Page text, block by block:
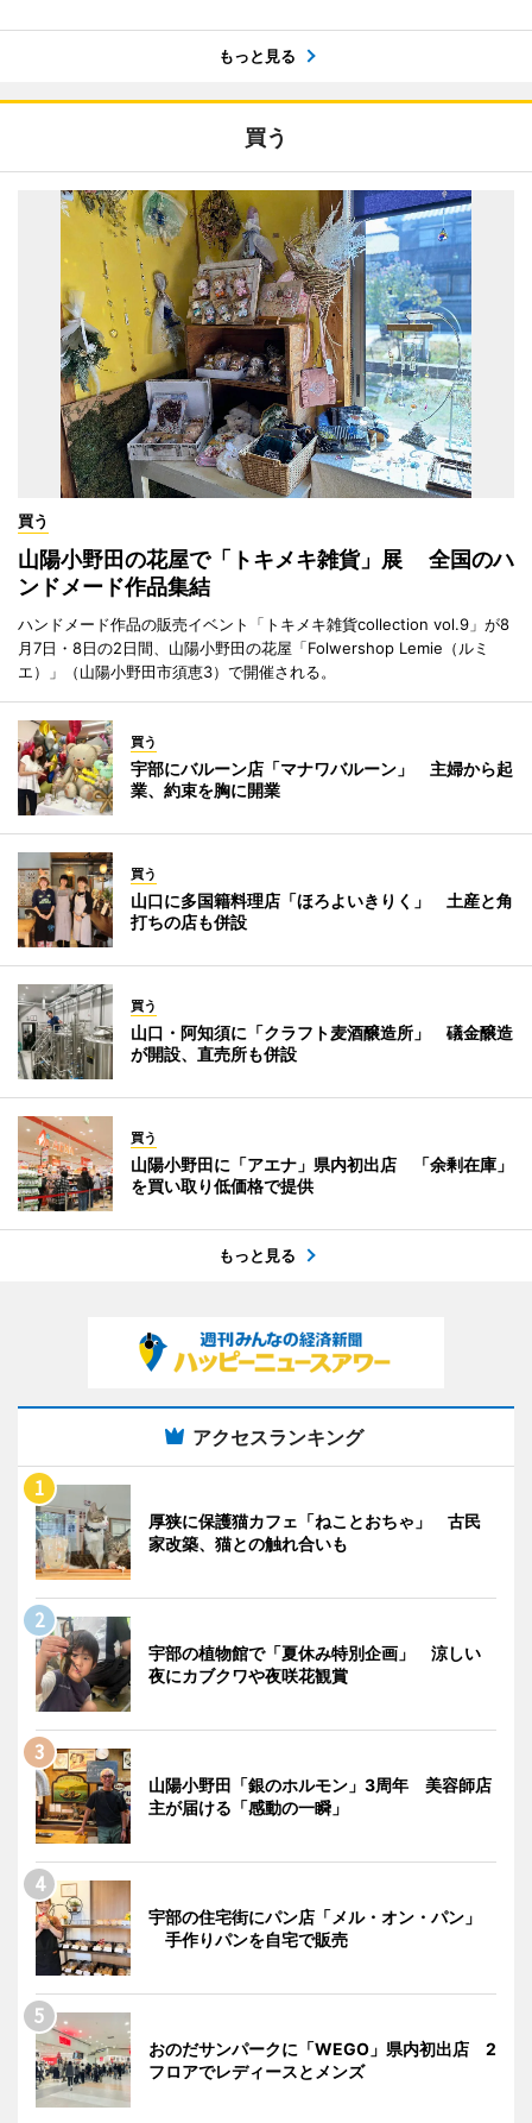
もっと見る
買う
買う
山陽小野田の花屋で「トキメキ雑貨」展 全国のハ
ンドメード作品集結
ハンドメード作品の販売イベント「トキメキ雑貨collection vol.9」が8
月7日・8日の2日間、山陽小野田の花屋「Folwershop Lemie（ルミ
エ）」（山陽小野田市須恵3）で開催される。
買う
宇部にバルーン店「マナワバルーン」 主婦から起
業、約束を胸に開業
買う
山口に多国籍料理店「ほろよいきりく」 土産と角
打ちの店も併設
買う
山口・阿知須に「クラフト麦酒醸造所」 礒金醸造
が開設、直売所も併設
買う
山陽小野田に「アエナ」県内初出店 「余剰在庫」
を買い取り低価格で提供
もっと見る
アクセスランキング
厚狭に保護猫カフェ「ねことおちゃ」 古民
家改築、猫との触れ合いも
宇部の植物館で「夏休み特別企画」 涼しい
夜にカブクワや夜咲花観賞
山陽小野田「銀のホルモン」3周年 美容師店
主が届ける「感動の一瞬」
宇部の住宅街にパン店「メル・オン・パン」
手作りパンを自宅で販売
おのだサンパークに「WEGO」県内初出店 2
フロアでレディースとメンズ